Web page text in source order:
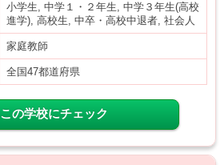
小学生, 中学１・２年生, 中学３年生(高校
進学), 高校生, 中卒・高校中退者, 社会人
家庭教師
全国47都道府県
この学校にチェック